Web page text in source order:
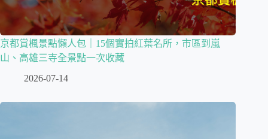
京都賞楓景點懶人包｜15個實拍紅葉名所，市區到嵐
山、高雄三寺全景點一次收藏
2026-07-14